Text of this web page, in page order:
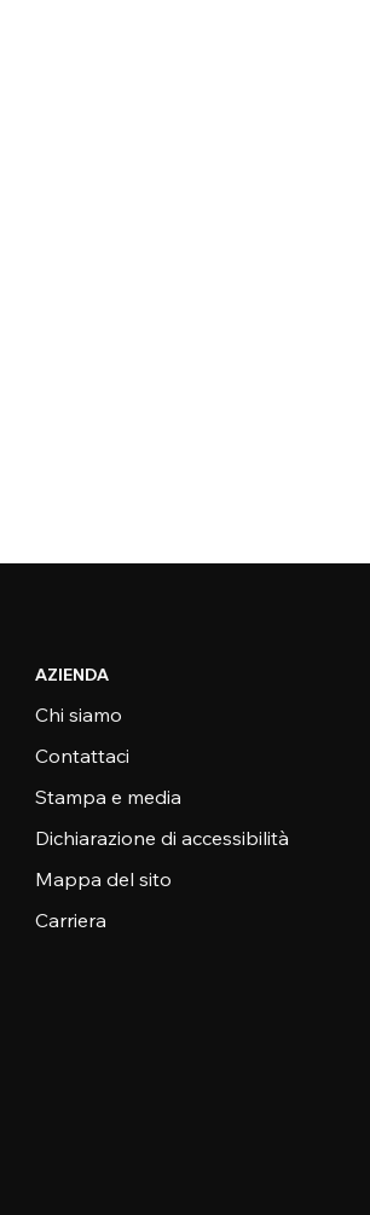
AZIENDA
Chi siamo
Contattaci
Stampa e media
Dichiarazione di accessibilità
Mappa del sito
Carriera